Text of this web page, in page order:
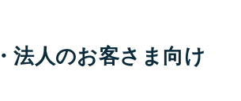
法人のお客さま向け